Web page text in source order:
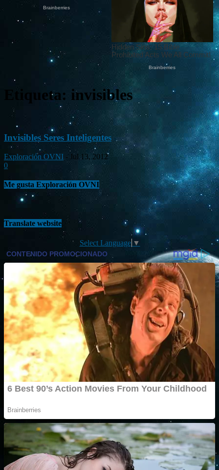
Etiqueta: invisibles
Invisibles Seres Inteligentes
Exploración OVNI - Jul 13, 2012
0
Me gusta Exploración OVNI
Translate website
Select Language ▼